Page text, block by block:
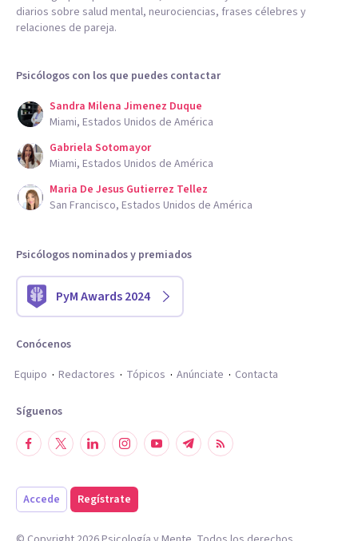
diarios sobre salud mental, neurociencias, frases célebres y
relaciones de pareja.
Psicólogos con los que puedes contactar
Sandra Milena Jimenez Duque
Miami, Estados Unidos de América
Gabriela Sotomayor
Miami, Estados Unidos de América
Maria De Jesus Gutierrez Tellez
San Francisco, Estados Unidos de América
Psicólogos nominados y premiados
PyM Awards 2024
Conócenos
Equipo
Redactores Tópicos Anúnciate Contacta
Síguenos
Accede Regístrate